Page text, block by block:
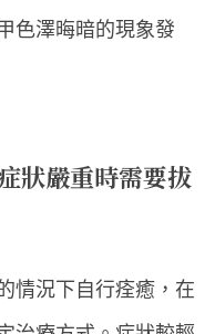
色澤晦暗的現象發
狀嚴重時需要拔
情況下自行痊癒，在